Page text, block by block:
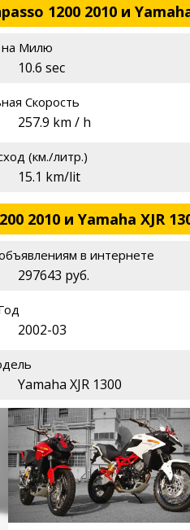
1200 2010 и Yamaha
на Милю
10.6 sec
Скорость
257.9 km / h
(км./литр.)
15.1 km/lit
2010 и Yamaha XJR
в интернете
297643 руб.
2002-03
Yamaha XJR 1300